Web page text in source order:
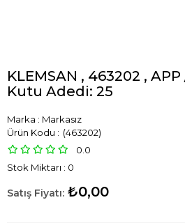
KLEMSAN , 463202 , APP
Kutu Adedi: 25
Marka : Markasız
(463202)
0.0
Stok Miktarı : 0
₺0,00